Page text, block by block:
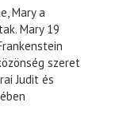
Mary a
Mary 19
szeret
Judit és